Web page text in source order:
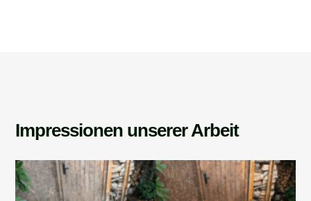
Impressionen unserer Arbeit